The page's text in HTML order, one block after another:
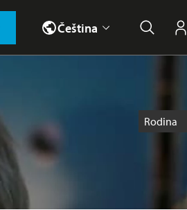
Čeština Hledat
Štítky
Rodina